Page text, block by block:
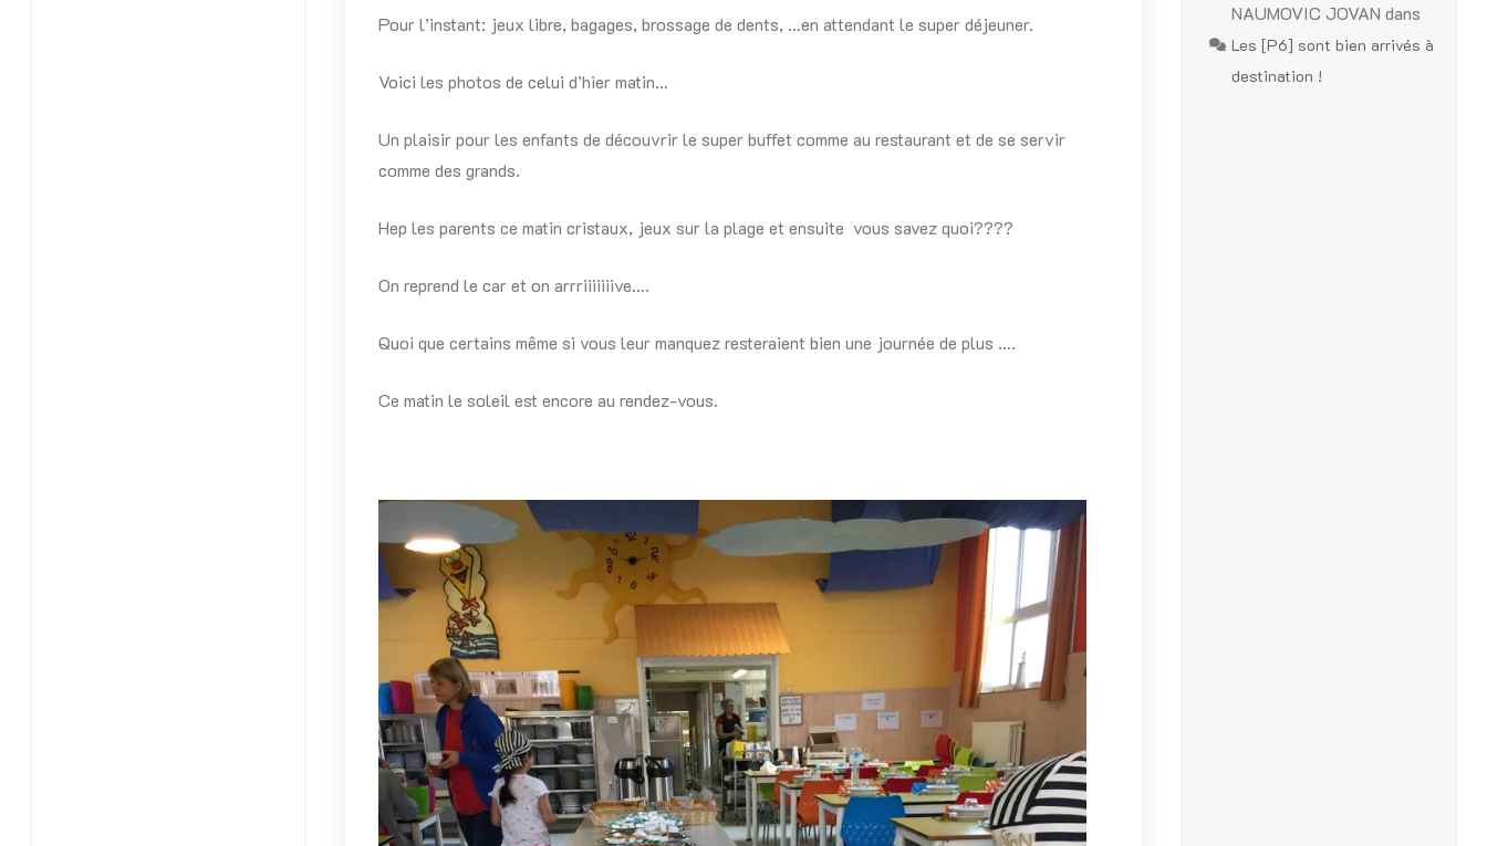
Pour l’instant: jeux libre, bagages, brossage de dents, …en attendant le super déjeuner.
Voici les photos de celui d’hier matin…
Un plaisir pour les enfants de découvrir le super buffet comme au restaurant et de se servir
comme des grands.
Hep les parents ce matin cristaux, jeux sur la plage et ensuite vous savez quoi????
On reprend le car et on arrriiiiiiive….
Quoi que certains même si vous leur manquez resteraient bien une journée de plus ….
Ce matin le soleil est encore au rendez-vous.
NAUMOVIC JOVAN dans
Les [P6] sont bien arrivés à
destination !